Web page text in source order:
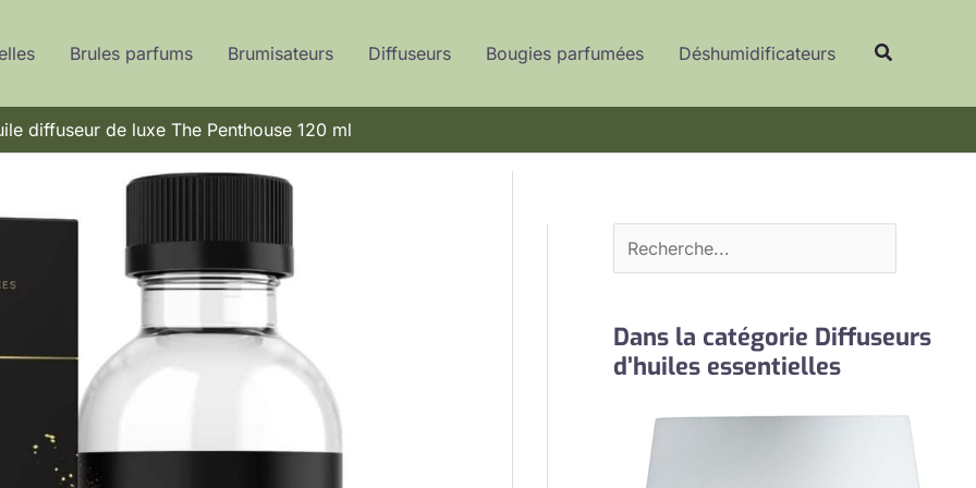
Brules parfums Brumisateurs Diffuseurs Bougies parfumées Déshumidificateurs
diffuseur de luxe The Penthouse 120 ml
e
e
c
r
Dans la catégorie Diffuseurs
d’huiles essentielles